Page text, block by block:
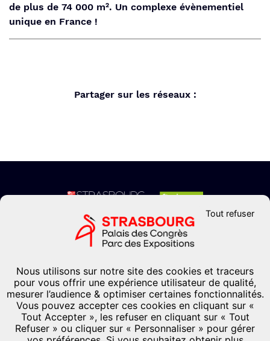
de plus de 74 000 m². Un complexe évènementiel
unique en France !
Partager sur les réseaux :
CONTACTEZ-NOUS
+33 (0)3 88 37 67 67
Palais des congrès Pierre-Pflimlin Place de Bordeaux
67082-Strasbourg
France
Nous utilisons sur notre site des cookies et traceurs
pour vous offrir une expérience utilisateur de qualité,
mesurer l’audience & optimiser certaines fonctionnalités.
Vous pouvez accepter ces cookies en cliquant sur «
Tout Accepter », les refuser en cliquant sur « Tout
Refuser » ou cliquer sur « Personnaliser » pour gérer
Tout refuser